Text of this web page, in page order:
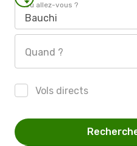
Où allez-vous ?
Bauchi
Quand ?
Vols directs